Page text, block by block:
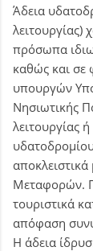
Άδεια
λειτουργίας)
πρόσωπα
καθώς και
υπουργών
Νησιωτικής
λειτουργίας
Μεταφορών.
τουριστικά
απόφαση
Η άδεια